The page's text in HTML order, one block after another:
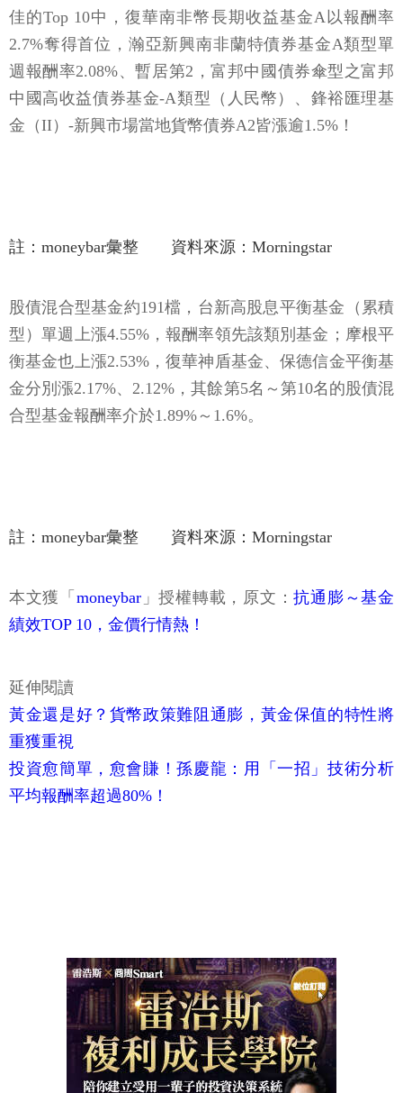
佳的Top 10中，復華南非幣長期收益基金A以報酬率
2.7%奪得首位，瀚亞新興南非蘭特債券基金A類型單
週報酬率2.08%、暫居第2，富邦中國債券傘型之富邦
中國高收益債券基金-A類型（人民幣）、鋒裕匯理基
金（II）-新興市場當地貨幣債券A2皆漲逾1.5%！
註：moneybar彙整 資料來源：Morningstar
股債混合型基金約191檔，台新高股息平衡基金（累積
型）單週上漲4.55%，報酬率領先該類別基金；摩根平
衡基金也上漲2.53%，復華神盾基金、保德信金平衡基
金分別漲2.17%、2.12%，其餘第5名～第10名的股債混
合型基金報酬率介於1.89%～1.6%。
註：moneybar彙整 資料來源：Morningstar
本文獲「 moneybar」授權轉載，原文：抗通膨～基金
績效TOP 10，金價行情熱！
延伸閱讀
黃金還是好？貨幣政策難阻通膨，黃金保值的特性將
重獲重視
投資愈簡單，愈會賺！孫慶龍：用「一招」技術分析
平均報酬率超過80%！